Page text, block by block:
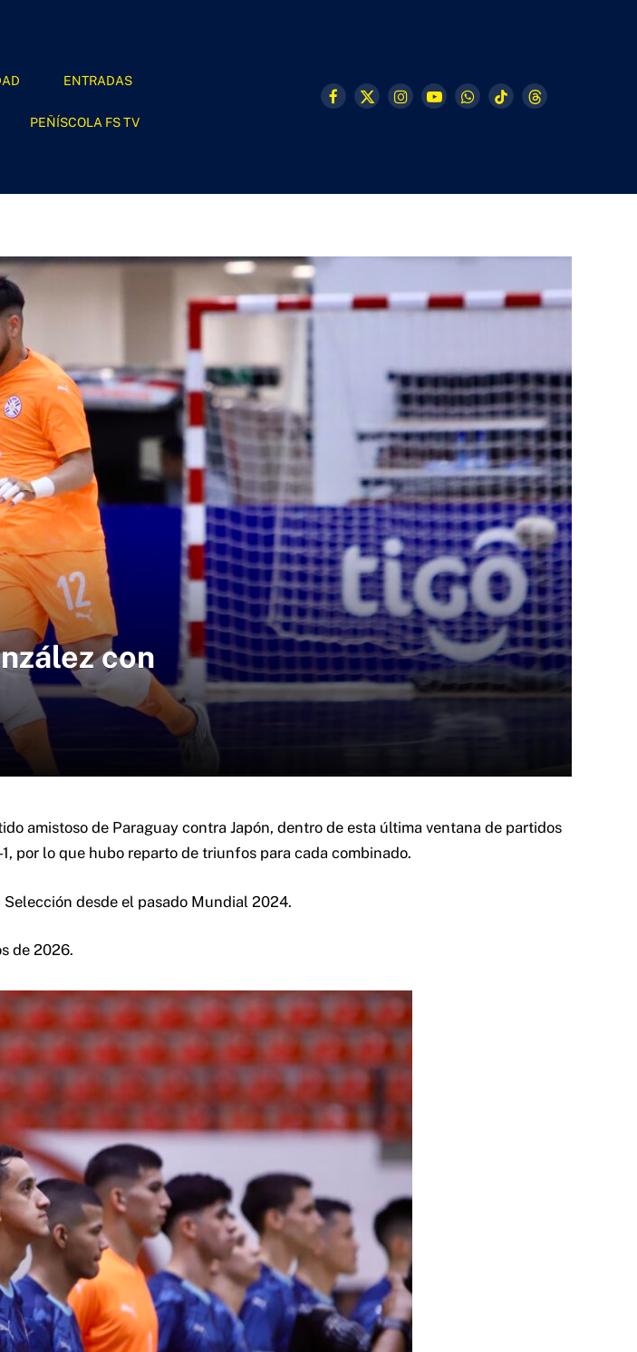
ENTRADAS
PEÑÍSCOLA FS TV
Facebook
X
Instagram
YouTubeWhatsApp
TikTokThreads
con
amistoso de Paraguay contra Japón, dentro de esta última ventana de partidos
por lo que hubo reparto de triunfos para cada combinado.
desde el pasado Mundial 2024.
de 2026.